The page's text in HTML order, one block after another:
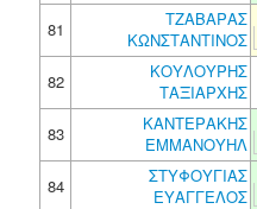
81
ΤΖΑΒΑΡΑΣ
ΚΩΝΣΤΑΝΤΙΝΟΣ
82
ΚΟΥΛΟΥΡΗΣ
ΤΑΞΙΑΡΧΗΣ
83
ΚΑΝΤΕΡΑΚΗΣ
ΕΜΜΑΝΟΥΗΛ
84
ΣΤΥΦΟΥΓΙΑΣ
ΕΥΑΓΓΕΛΟΣ